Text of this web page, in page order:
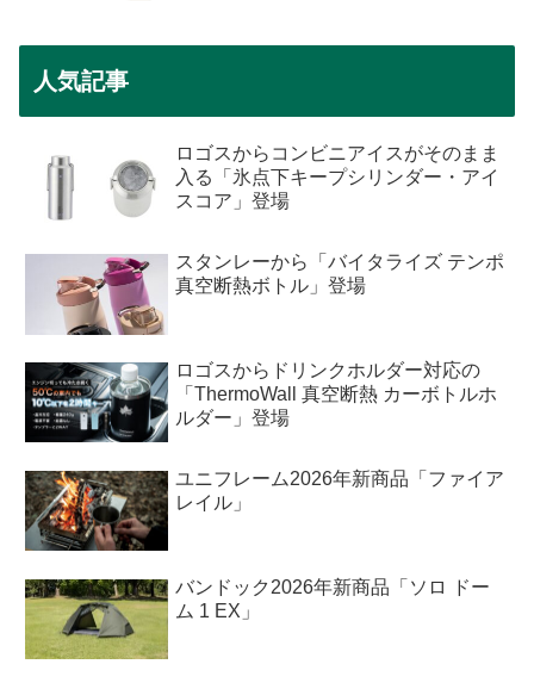
人気記事
ロゴスからコンビニアイスがそのまま
入る「氷点下キープシリンダー・アイ
スコア」登場
スタンレーから「バイタライズ テンポ
真空断熱ボトル」登場
ロゴスからドリンクホルダー対応の
「ThermoWall 真空断熱 カーボトルホ
ルダー」登場
ユニフレーム2026年新商品「ファイア
レイル」
バンドック2026年新商品「ソロ ドー
ム 1 EX」